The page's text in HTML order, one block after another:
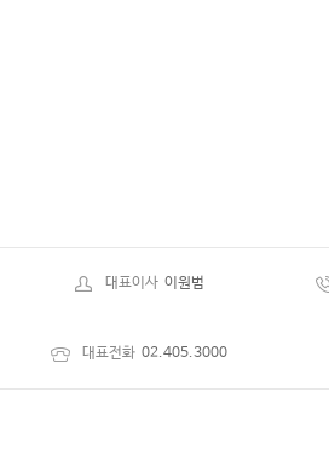
대표이사 이원범
대표전화 02.405.3000